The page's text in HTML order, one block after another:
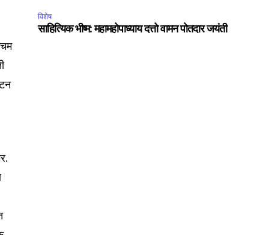
विशेष
साहित्यिक भीष्म: महामहोपाध्याय दत्तो वामन पोतदार जयंती